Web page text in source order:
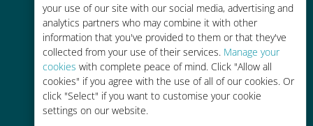
your use of our site with our social media, advertising and
analytics partners who may combine it with other
information that you've provided to them or that they've
collected from your use of their services. Manage your
cookies with complete peace of mind. Click "Allow all
cookies" if you agree with the use of all of our cookies. Or
click "Select" if you want to customise your cookie
settings on our website.
Kosteneffectief
Tot 90% goedkoper dan
roamingkosten bij je huidige
provider